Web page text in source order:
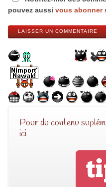
pouvez aussi vous abonner
LAISSER UN COMMENTAIRE
Pour du contenu
ici